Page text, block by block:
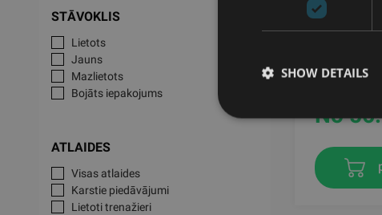
STĀVOKLIS
Lietots
Jauns
Mazlietots
Bojāts iepakojums
ATLAIDES
Visas atlaides
Karstie piedāvājumi
Lietoti trenažieri
YBELL
No
SHOW DETAILS